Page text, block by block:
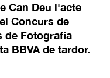
Can Deu l'acte
Concurs de
de Fotografia
BBVA de tardor.